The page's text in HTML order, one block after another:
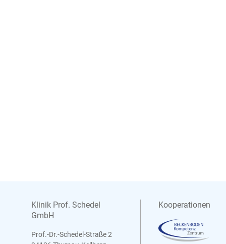
Klinik Prof. Schedel
GmbH
Prof.-Dr.-Schedel-Straße 2
Kooperationen